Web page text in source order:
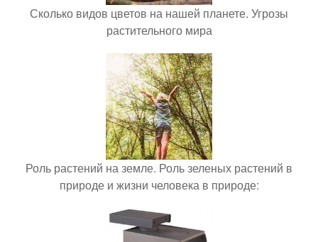
Сколько видов цветов на нашей планете. Угрозы
растительного мира
Роль растений на земле. Роль зеленых растений в
природе и жизни человека в природе: